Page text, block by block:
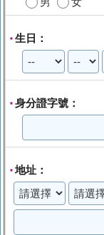
* 生日：
* 身分證字號：
*地址：